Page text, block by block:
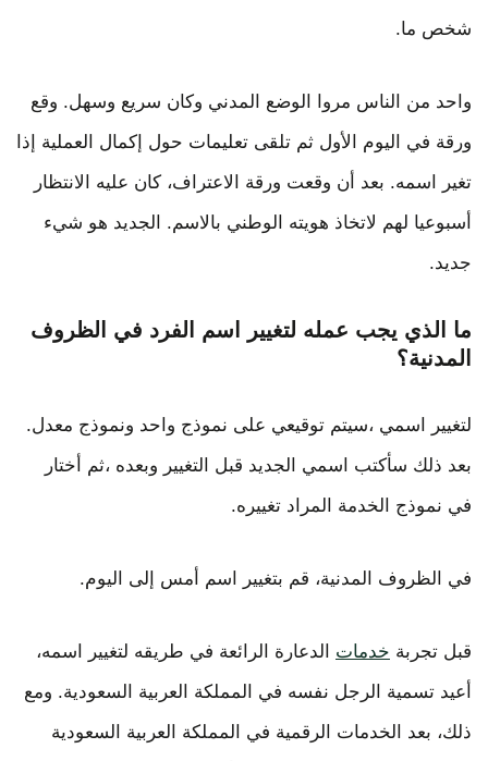
شخص ما.
واحد من الناس مروا الوضع المدني وكان سريع وسهل. وقع
ورقة في اليوم الأول ثم تلقى تعليمات حول إكمال العملية إذا
تغير اسمه. بعد أن وقعت ورقة الاعتراف، كان عليه الانتظار
أسبوعيا لهم لاتخاذ هويته الوطني بالاسم. الجديد هو شيء
جديد.
ما الذي يجب عمله لتغيير اسم الفرد في الظروف
المدنية؟
لتغيير اسمي ،سيتم توقيعي على نموذج واحد ونموذج معدل.
بعد ذلك سأكتب اسمي الجديد قبل التغيير وبعده ،ثم أختار
في نموذج الخدمة المراد تغييره.
في الظروف المدنية، قم بتغيير اسم أمس إلى اليوم.
قبل تجربة خدمات الدعارة الرائعة في طريقه لتغيير اسمه،
أعيد تسمية الرجل نفسه في المملكة العربية السعودية. ومع
ذلك، بعد الخدمات الرقمية في المملكة العربية السعودية